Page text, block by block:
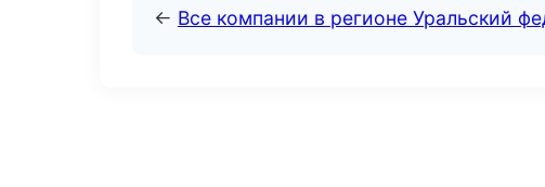
← Все компании в регионе Уральский